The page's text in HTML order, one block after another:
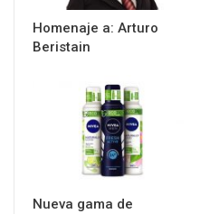
Homenaje a: Arturo
Beristain
Nueva gama de